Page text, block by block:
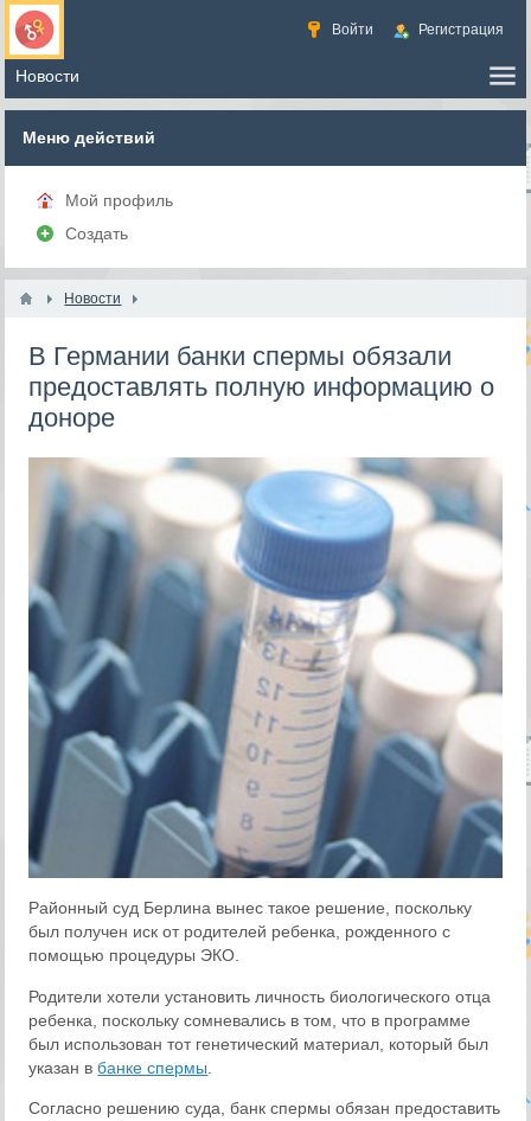
Войти Регистрация
Меню действий
Мой профиль
Создать
Новости
В Германии банки спермы обязали
предоставлять полную информацию о
доноре
Районный суд Берлина вынес такое решение, поскольку
был получен иск от родителей ребенка, рожденного с
помощью процедуры ЭКО.
Родители хотели установить личность биологического отца
ребенка, поскольку сомневались в том, что в программе
был использован тот генетический материал, который был
указан вбанке спермы.
Согласно решению суда, банк спермы обязан предоставить